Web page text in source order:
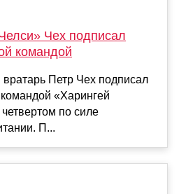
Чех подписал
командой
Петр Чех подписал
командой «Харингей
по силе
П...